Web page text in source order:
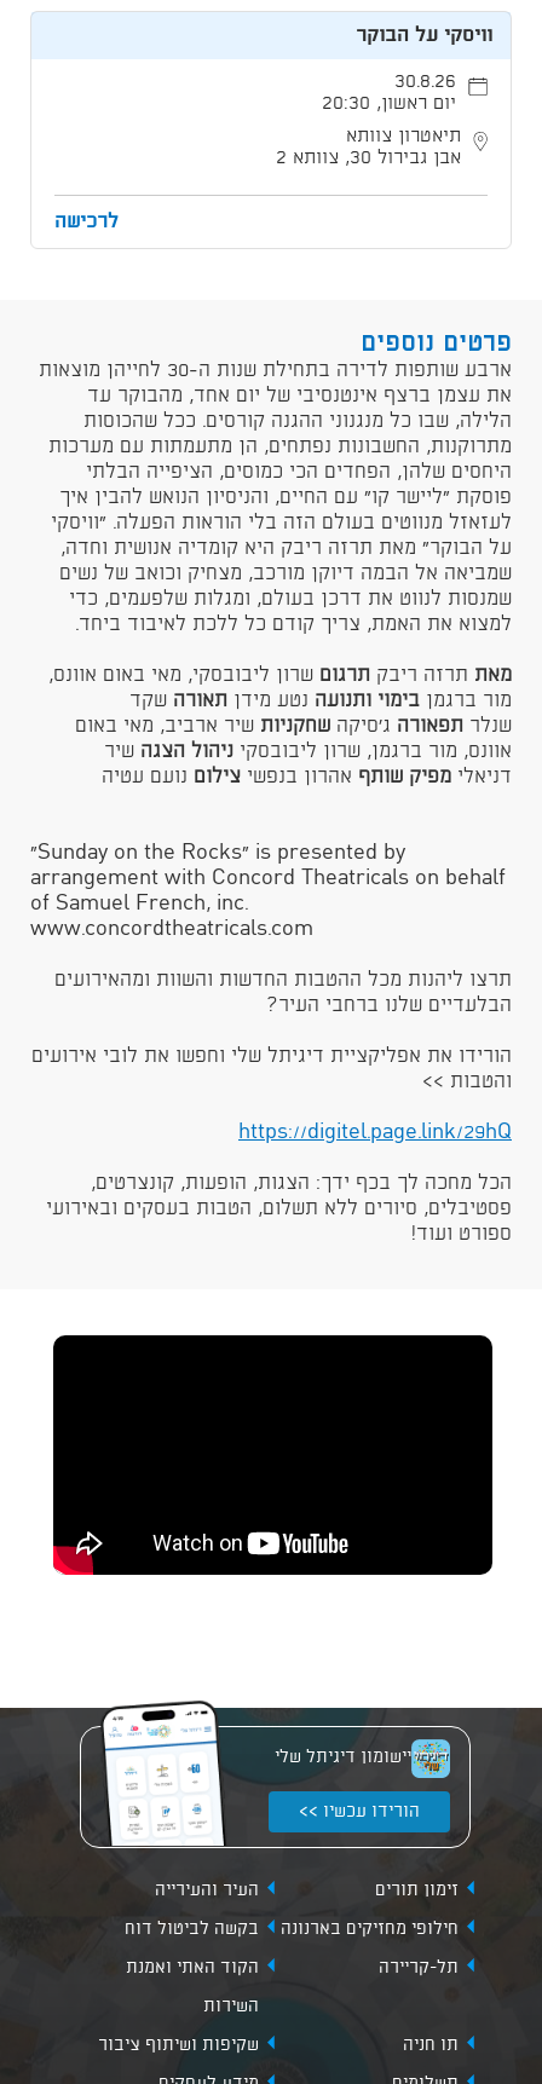
וויסקי על הבוקר
30.8.26
יום ראשון, 20:30
תיאטרון צוותא
אבן גבירול 30, צוותא 2
לרכישה
פרטים נוספים
ארבע שותפות לדירה בתחילת שנות ה-30 לחייהן מוצאות
את עצמן ברצף אינטנסיבי של יום אחד, מהבוקר עד
הלילה, שבו כל מנגנוני ההגנה קורסים. ככל שהכוסות
מתרוקנות, החשבונות נפתחים, הן מתעמתות עם מערכות
היחסים שלהן, הפחדים הכי כמוסים, הציפייה הבלתי
פוסקת "ליישר קו" עם החיים, והניסיון הנואש להבין איך
לעזאזל מנווטים בעולם הזה בלי הוראות הפעלה.​ "וויסקי
על הבוקר" מאת תרזה ריבק היא קומדיה אנושית וחדה,
שמביאה אל הבמה דיוקן מורכב, מצחיק וכואב של נשים
שמנסות לנווט את דרכן בעולם, ומגלות שלפעמים, כדי
למצוא את האמת, צריך קודם כל ללכת לאיבוד ביחד.
מאת תרזה ריבק תרגום שרון ליבובסקי, מאי באום אוונס,
מור ברגמן בימוי ותנועה נטע מידן תאורה שקד
שנלר תפאורה ג'סיקה שחקניות שיר ארביב, מאי באום
אוונס, מור ברגמן, שרון ליבובסקי ניהול הצגה שיר
דניאלי מפיק שותף אהרון בנפשי צילום נועם עטיה
"Sunday on the Rocks" is presented by
arrangement with Concord Theatricals on behalf
of Samuel French, inc.
www.concordtheatricals.com
תרצו ליהנות מכל ההטבות החדשות והשוות ומהאירועים
הבלעדיים שלנו ברחבי העיר?
הורידו את אפליקציית דיגיתל שלי וחפשו את לובי אירועים
והטבות >>
https://digitel.page.link/29hQ​
הכל מחכה לך בכף ידך: הצגות, הופעות, קונצרטים,
פסטיבלים, סיורים ללא תשלום, הטבות בעסקים ובאירועי
ספורט ועוד!
יישומון דיגיתל שלי
הורידו עכשיו >>
זימון תורים
העיר והעירייה
חילופי מחזיקים בארנונה
בקשה לביטול דוח
תל-קריירה
הקוד האתי ואמנת
השירות
תו חניה
שקיפות ושיתוף ציבור